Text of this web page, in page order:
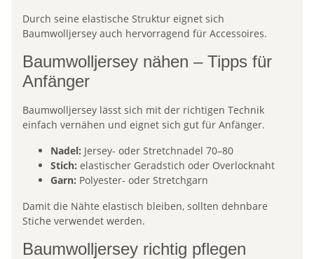
Durch seine elastische Struktur eignet sich
Baumwolljersey auch hervorragend für Accessoires.
Baumwolljersey nähen – Tipps für
Anfänger
Baumwolljersey lässt sich mit der richtigen Technik
einfach vernähen und eignet sich gut für Anfänger.
Nadel: Jersey- oder Stretchnadel 70–80
Stich: elastischer Geradstich oder Overlocknaht
Garn: Polyester- oder Stretchgarn
Damit die Nähte elastisch bleiben, sollten dehnbare
Stiche verwendet werden.
Baumwolljersey richtig pflegen